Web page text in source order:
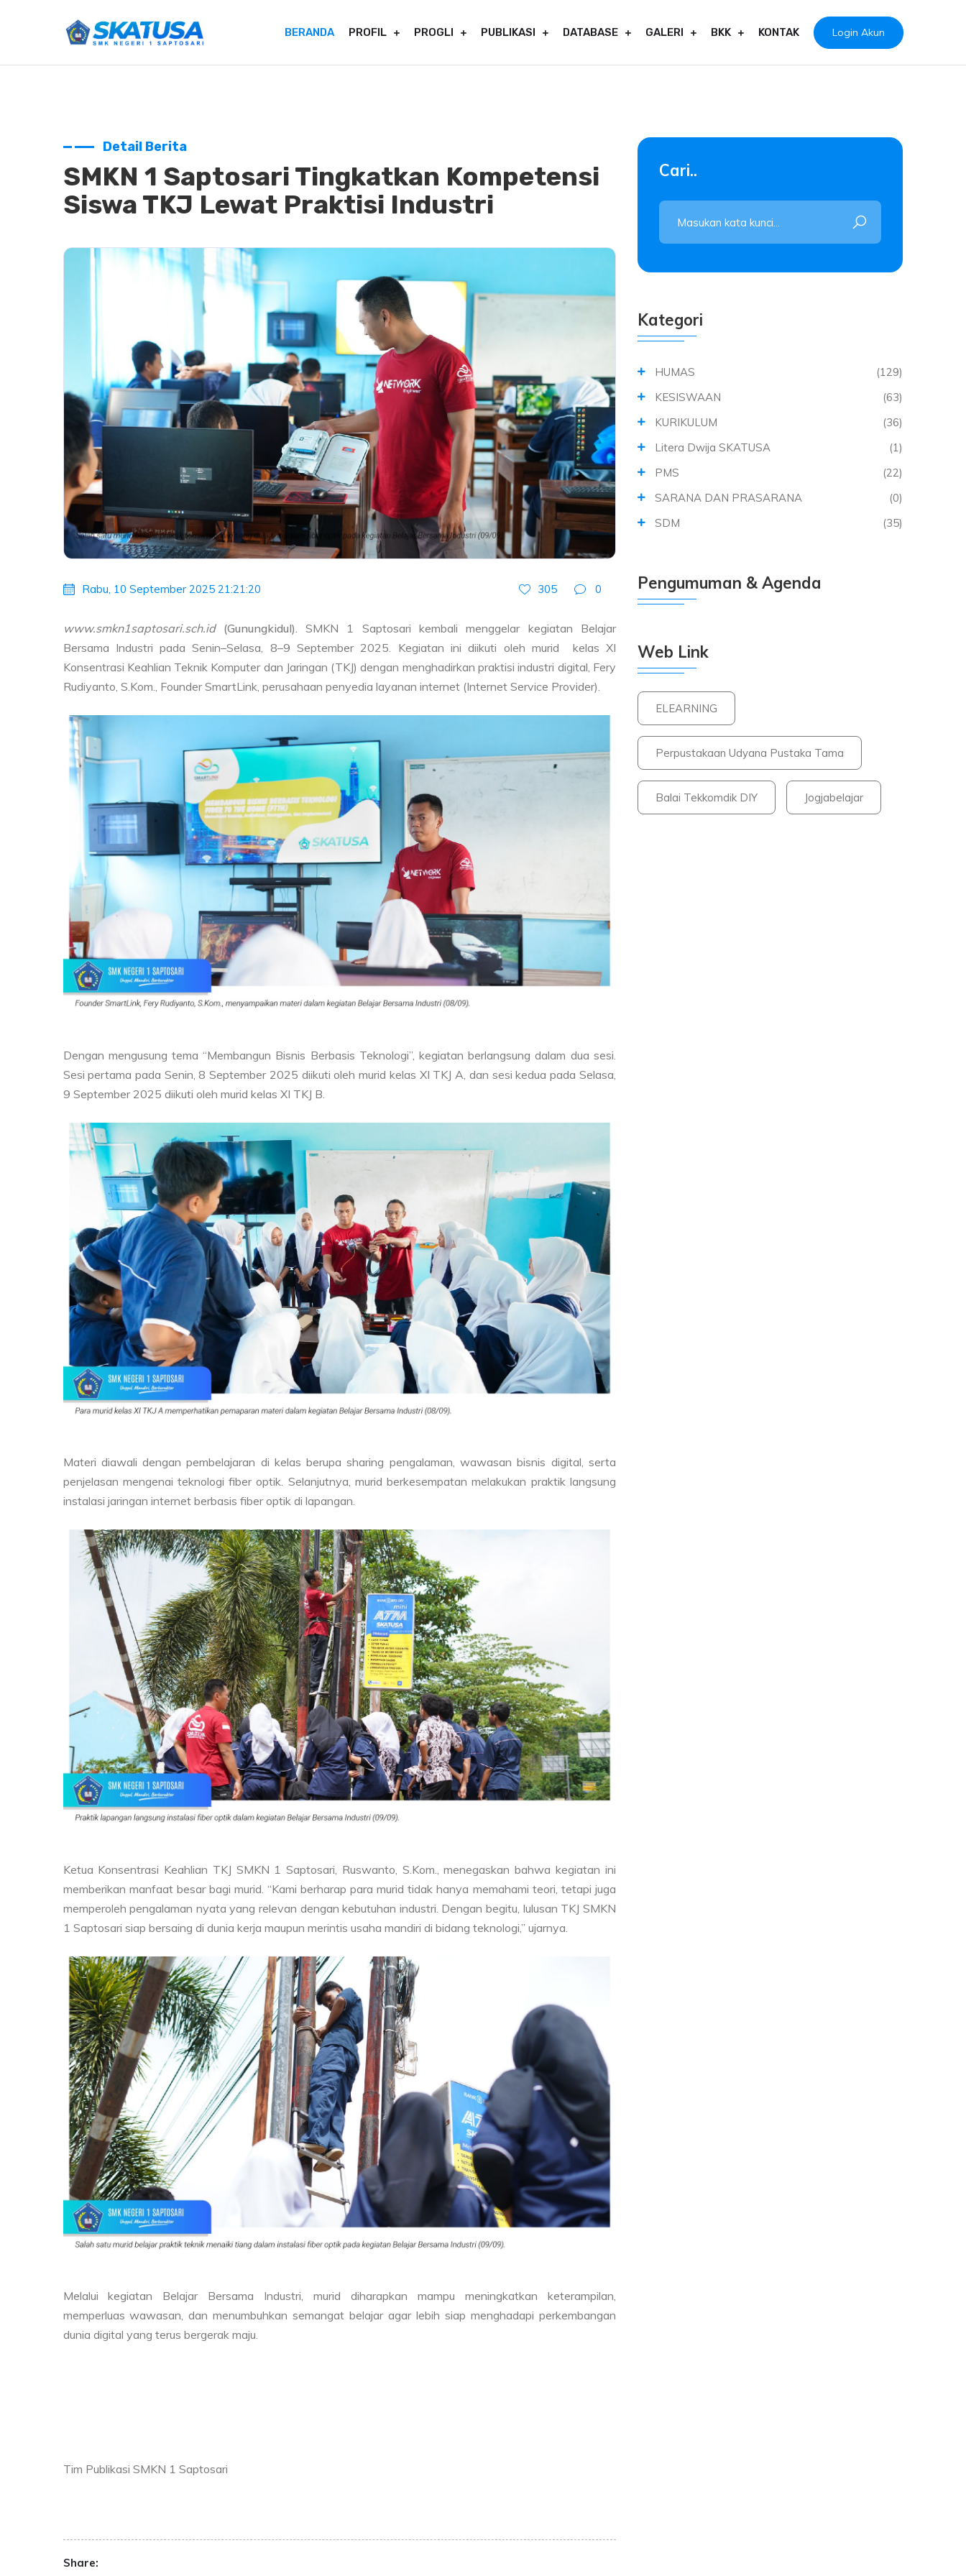
Login Akun
BERANDA PROFIL PROGLI PUBLIKASI DATABASE GALERI BKK KONTAK
Detail Berita
SMKN 1 Saptosari Tingkatkan Kompetensi
Siswa TKJ Lewat Praktisi Industri
Rabu, 10 September 2025 21:21:20 305 0
www.smkn1saptosari.sch.id (Gunungkidul). SMKN 1 Saptosari kembali menggelar kegiatan Belajar
Bersama Industri pada Senin–Selasa, 8–9 September 2025. Kegiatan ini diikuti oleh murid kelas XI
Konsentrasi Keahlian Teknik Komputer dan Jaringan (TKJ) dengan menghadirkan praktisi industri digital, Fery
Rudiyanto, S.Kom., Founder SmartLink, perusahaan penyedia layanan internet (Internet Service Provider).
Dengan mengusung tema “Membangun Bisnis Berbasis Teknologi”, kegiatan berlangsung dalam dua sesi.
Sesi pertama pada Senin, 8 September 2025 diikuti oleh murid kelas XI TKJ A, dan sesi kedua pada Selasa,
9 September 2025 diikuti oleh murid kelas XI TKJ B.
Materi diawali dengan pembelajaran di kelas berupa sharing pengalaman, wawasan bisnis digital, serta
penjelasan mengenai teknologi fiber optik. Selanjutnya, murid berkesempatan melakukan praktik langsung
instalasi jaringan internet berbasis fiber optik di lapangan.
Ketua Konsentrasi Keahlian TKJ SMKN 1 Saptosari, Ruswanto, S.Kom., menegaskan bahwa kegiatan ini
memberikan manfaat besar bagi murid. “Kami berharap para murid tidak hanya memahami teori, tetapi juga
memperoleh pengalaman nyata yang relevan dengan kebutuhan industri. Dengan begitu, lulusan TKJ SMKN
1 Saptosari siap bersaing di dunia kerja maupun merintis usaha mandiri di bidang teknologi,” ujarnya.
Melalui kegiatan Belajar Bersama Industri, murid diharapkan mampu meningkatkan keterampilan,
memperluas wawasan, dan menumbuhkan semangat belajar agar lebih siap menghadapi perkembangan
dunia digital yang terus bergerak maju.
Tim Publikasi SMKN 1 Saptosari
Share:
Cari..
Kategori
HUMAS
(129)
KESISWAAN
(63)
KURIKULUM
(36)
Litera Dwija SKATUSA
(1)
PMS
(22)
SARANA DAN PRASARANA
(0)
SDM
(35)
Pengumuman & Agenda
Web Link
ELEARNING
Perpustakaan Udyana Pustaka Tama
Balai Tekkomdik DIY Jogjabelajar